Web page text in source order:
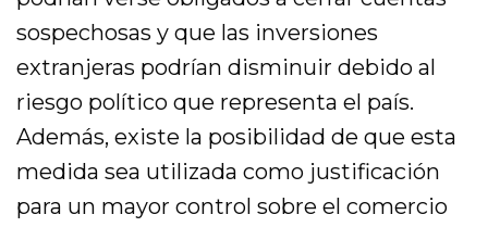
sospechosas y que las inversiones
extranjeras podrían disminuir debido al
riesgo político que representa el país.
Además, existe la posibilidad de que esta
medida sea utilizada como justificación
para un mayor control sobre el comercio